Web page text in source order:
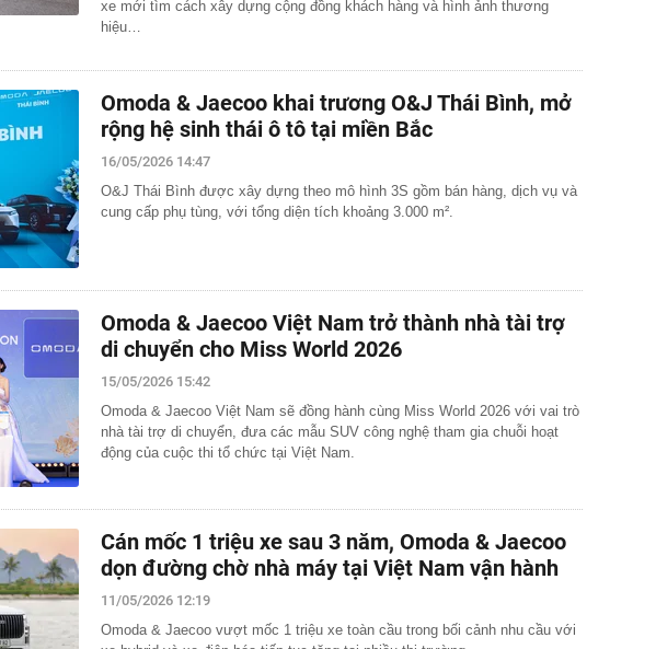
xe mới tìm cách xây dựng cộng đồng khách hàng và hình ảnh thương
hiệu…
Omoda & Jaecoo khai trương O&J Thái Bình, mở
rộng hệ sinh thái ô tô tại miền Bắc
16/05/2026 14:47
O&J Thái Bình được xây dựng theo mô hình 3S gồm bán hàng, dịch vụ và
cung cấp phụ tùng, với tổng diện tích khoảng 3.000 m².
Omoda & Jaecoo Việt Nam trở thành nhà tài trợ
di chuyển cho Miss World 2026
15/05/2026 15:42
Omoda & Jaecoo Việt Nam sẽ đồng hành cùng Miss World 2026 với vai trò
nhà tài trợ di chuyển, đưa các mẫu SUV công nghệ tham gia chuỗi hoạt
động của cuộc thi tổ chức tại Việt Nam.
Cán mốc 1 triệu xe sau 3 năm, Omoda & Jaecoo
dọn đường chờ nhà máy tại Việt Nam vận hành
11/05/2026 12:19
Omoda & Jaecoo vượt mốc 1 triệu xe toàn cầu trong bối cảnh nhu cầu với